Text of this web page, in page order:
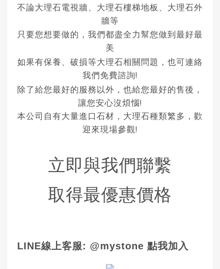
不論大理石電視牆、大理石樓梯地板、大理石外
牆等
只要您想要做的，我們都盡全力幫您做到最好最
美
如果有保養、破損等大理石相關問題，也可連絡
我們免費諮詢!
除了給您最好的服務以外，也給您最好的售後，
讓您安心沒煩惱!
本公司自有大量進口石材，大理石種類繁多，歡
迎來現場參觀!
立即與我們聯繫
取得最優惠價格
LINE線上客服: @mystone 點我加入